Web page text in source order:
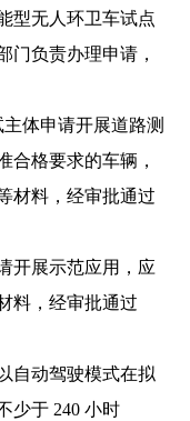
型无人环卫车试点
门负责办理申请，
体申请开展道路测
合格要求的车辆，
材料，经审批通过
展示范应用，应
料，经审批通过
动驾驶模式在拟
少于 240 小时